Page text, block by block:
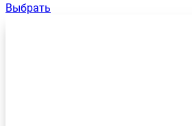
Выбрать